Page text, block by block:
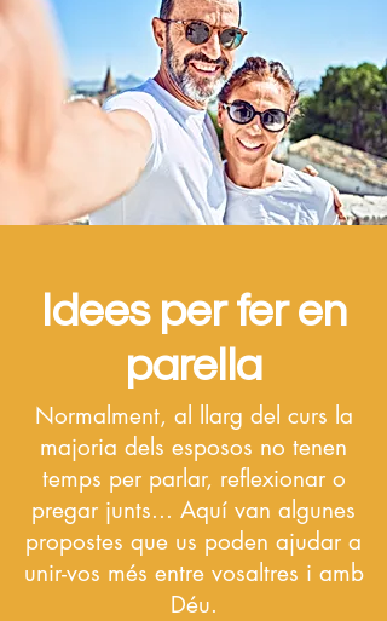
Idees per fer en
parella
Normalment, al llarg del curs la
majoria dels esposos no tenen
temps per parlar, reflexionar o
pregar junts... Aquí van algunes
propostes que us poden ajudar a
unir-vos més entre vosaltres i amb
Déu.